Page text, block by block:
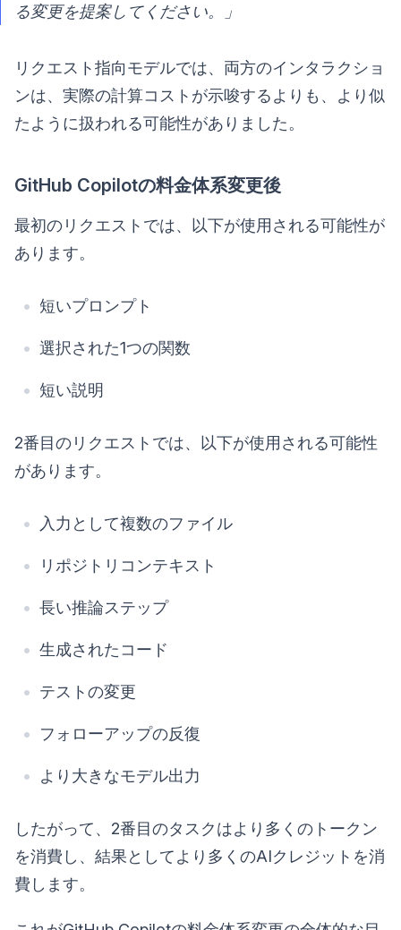
る変更を提案してください。」
リクエスト指向モデルでは、両方のインタラクショ
ンは、実際の計算コストが示唆するよりも、より似
たように扱われる可能性がありました。
GitHub Copilotの料金体系変更後
最初のリクエストでは、以下が使用される可能性が
あります。
短いプロンプト
選択された1つの関数
短い説明
2番目のリクエストでは、以下が使用される可能性
があります。
入力として複数のファイル
リポジトリコンテキスト
長い推論ステップ
生成されたコード
テストの変更
フォローアップの反復
より大きなモデル出力
したがって、2番目のタスクはより多くのトークン
を消費し、結果としてより多くのAIクレジットを消
費します。